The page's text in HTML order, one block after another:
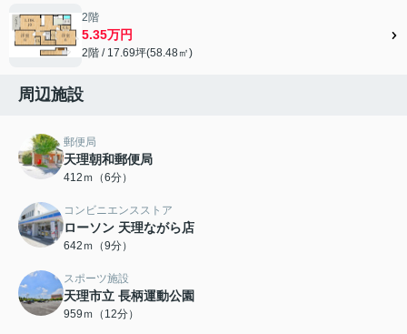
2階
5.35万円
2階 / 17.69坪(58.48㎡)
周辺施設
郵便局
天理朝和郵便局
412ｍ（6分）
コンビニエンスストア
ローソン 天理ながら店
642ｍ（9分）
スポーツ施設
天理市立 長柄運動公園
959ｍ（12分）